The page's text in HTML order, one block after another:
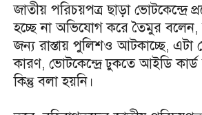
জাতীয় পরিচয়পত্র ছাড়া ভোটকেন্দ্রে
হচ্ছে না অভিযোগ করে তৈমুর বলেন,
জন্য রাস্তায় পুলিশও আটকাচ্ছে, এটা
কারণ, ভোটকেন্দ্রে ঢুকতে আইডি
কিন্তু বলা হয়নি।